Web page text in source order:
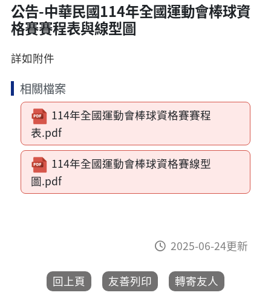
公告-中華民國114年全國運動會棒球資
格賽賽程表與線型圖
詳如附件
相關檔案
114年全國運動會棒球資格賽賽程
表.pdf
114年全國運動會棒球資格賽線型
圖.pdf
2025-06-24更新